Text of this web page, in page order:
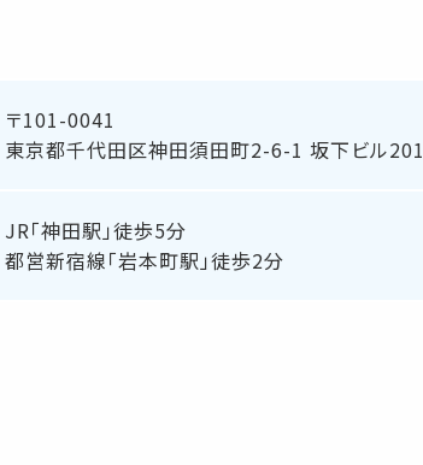
〒101-0041
東京都千代田区神田須田町2-6-1 坂下ビル201
JR「神田駅」徒歩5分
都営新宿線「岩本町駅」徒歩2分